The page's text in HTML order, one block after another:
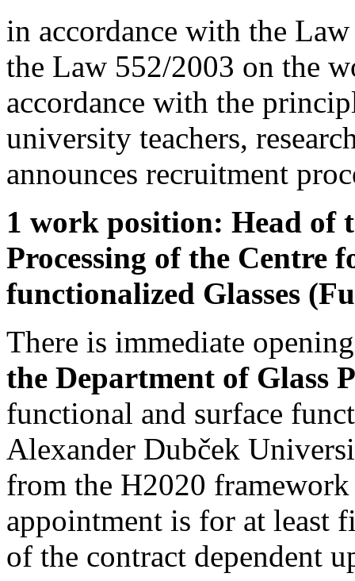
in accordance with the
the Law 552/2003 on the
accordance with the
university teachers,
announces recruitment
1 work position: Head of
Processing of the Centre
functionalized Glasses
There is immediate
the Department of Glass
functional and surface
Alexander Dubček
from the H2020
appointment is for at least
of the contract dependent